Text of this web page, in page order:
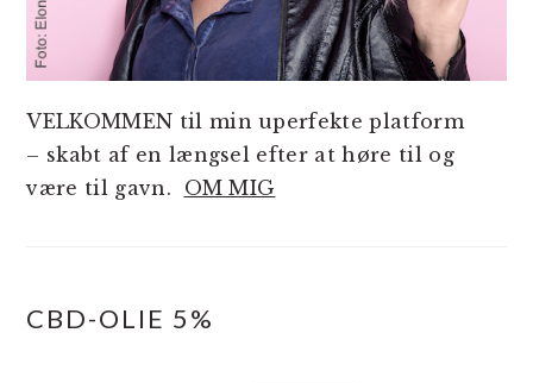
VELKOMMEN til min uperfekte platform
– skabt af en længsel efter at høre til og
være til gavn. OM MIG
CBD-OLIE 5%